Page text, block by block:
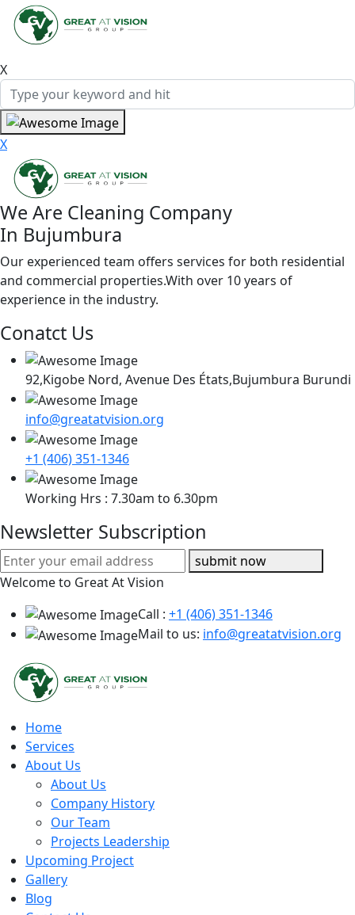
X
X
We Are Cleaning Company
In Bujumbura
Our experienced team offers services for both residential
and commercial properties.With over 10 years of
experience in the industry.
Conatct Us
92,Kigobe Nord, Avenue Des États,Bujumbura Burundi
info@greatatvision.org
+1 (406) 351-1346
Working Hrs : 7.30am to 6.30pm
Newsletter Subscription
submit now
Welcome to Great At Vision
Call : +1 (406) 351-1346
Mail to us: info@greatatvision.org
Home
Services
About Us
About Us
Company History
Our Team
Projects Leadership
Upcoming Project
Gallery
Blog